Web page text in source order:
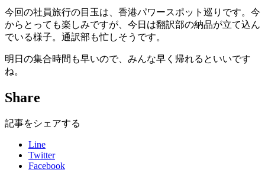
今回の社員旅行の目玉は、香港パワースポット巡りです。今
からとっても楽しみですが、今日は翻訳部の納品が立て込ん
でいる様子。通訳部も忙しそうです。
明日の集合時間も早いので、みんな早く帰れるといいです
ね。
Share
記事をシェアする
Line
Twitter
Facebook